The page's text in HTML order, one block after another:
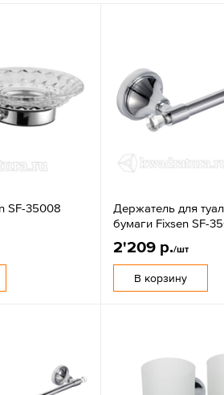
SF-35008
Держатель для
бумаги Fixsen SF-
2'209 р./шт
В корзину